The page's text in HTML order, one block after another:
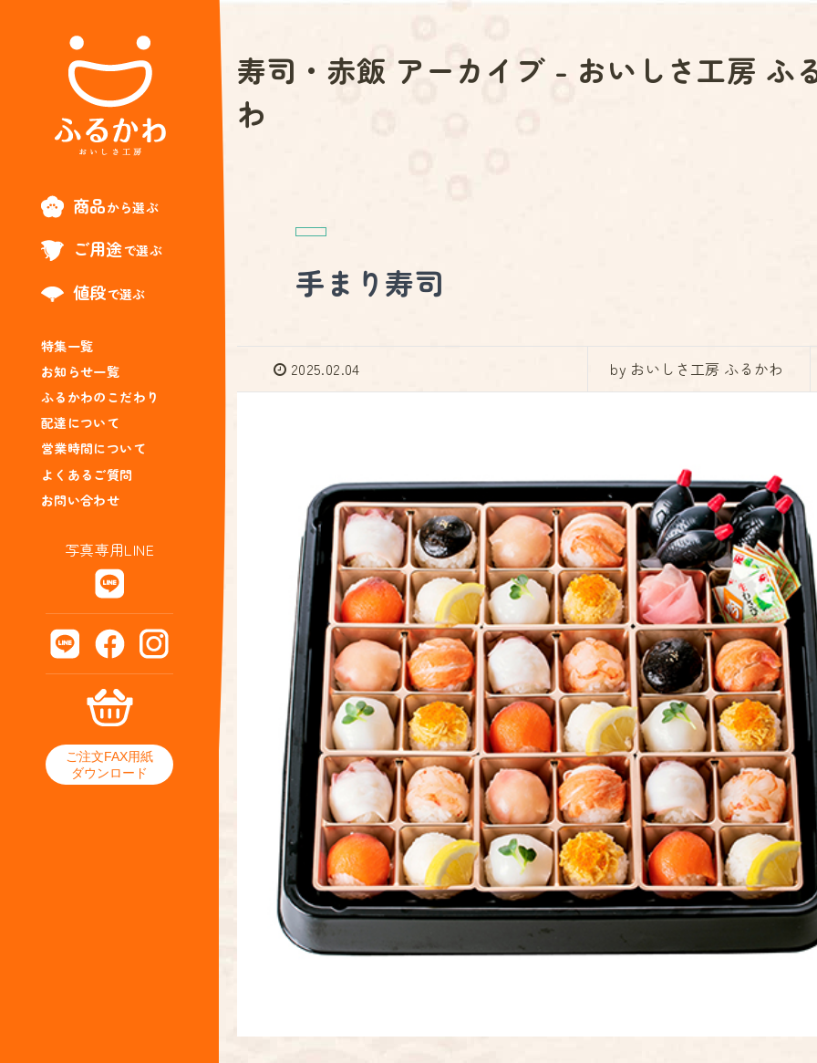
商品から選ぶ
ご用途で選ぶ
値段で選ぶ
特集一覧
お知らせ一覧
ふるかわのこだわり
配達について
営業時間について
よくあるご質問
お問い合わせ
写真専用LINE
ご注文FAX用紙
ダウンロード
寿司・赤飯 アーカイブ - おいしさ工房 ふ
わ
手まり寿司
2025.02.04 by おいしさ工房 ふるかわ